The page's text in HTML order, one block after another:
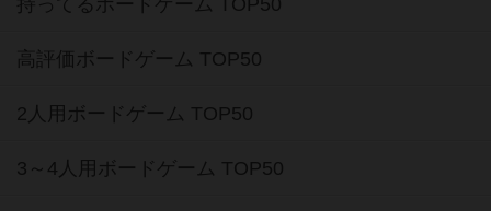
持ってるボードゲーム TOP50
高評価ボードゲーム TOP50
2人用ボードゲーム TOP50
3～4人用ボードゲーム TOP50